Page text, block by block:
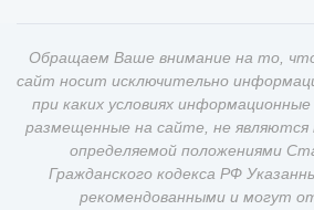
Обращаем Ваше внимание на то,
сайт носит исключительно
при каких условиях
размещенные на сайте, не являются
определяемой положениями
Гражданского кодекса РФ
рекомендованными и могут